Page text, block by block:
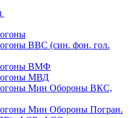
ВВС (син. фон. гол.
ВМФ
МВД
Мин Обороны ВКС,
Мин Обороны Погран.